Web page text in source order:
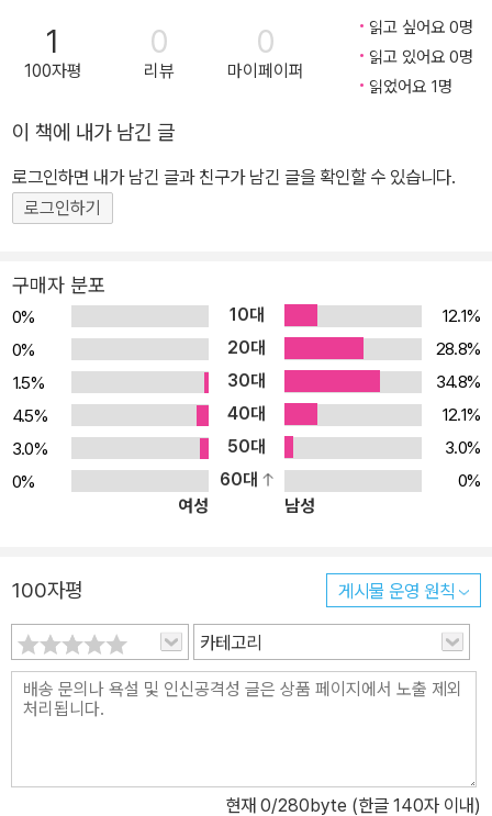
1
100자평
0
리뷰
0
마이페이퍼
읽고 싶어요 0명
읽고 있어요 0명
읽었어요 1명
이 책에 내가 남긴 글
로그인하면 내가 남긴 글과 친구가 남긴 글을 확인할 수 있습니다.
로그인하기
구매자 분포
0% 10대
12.1%
0%
20대
28.8%
1.5%
30대
34.8%
4.5%
40대
12.1%
3.0%
50대
3.0%
0%
60대
0%
여성
남성
100자평 게시물 운영 원칙
카테고리
현재 0/280byte (한글 140자 이내)